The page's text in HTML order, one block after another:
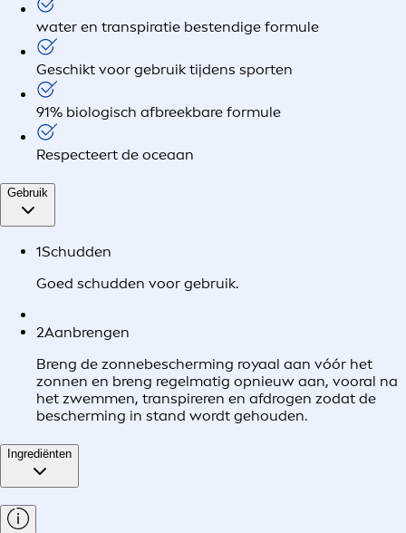
water en transpiratie bestendige formule
Geschikt voor gebruik tijdens sporten
91% biologisch afbreekbare formule
Respecteert de oceaan
Gebruik
1Schudden
Goed schudden voor gebruik.
2Aanbrengen
Breng de zonnebescherming royaal aan vóór het
zonnen en breng regelmatig opnieuw aan, vooral na
het zwemmen, transpireren en afdrogen zodat de
bescherming in stand wordt gehouden.
Ingrediënten